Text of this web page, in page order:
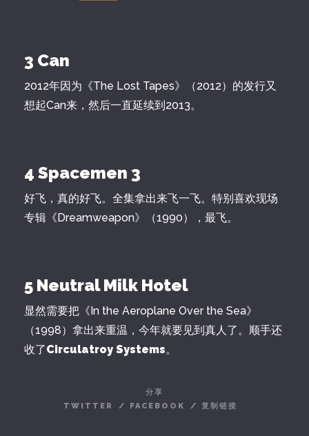
3 Can
2012年因为《The Lost Tapes》（2012）的发行又
想起Can来，然后一直延续到2013。
4 Spacemen 3
好飞，真的好飞。全集拿出来飞一飞。特别喜欢现场
专辑《Dreamweapon》（1990），最飞。
5 Neutral Milk Hotel
显然需要把《In the Aeroplane Over the Sea》
（1998）拿出来重温，今年就要见到真人了。顺手还
收了Circulatroy Systems。
分享
TWITTER
/ FACEBOOK / 复制链接